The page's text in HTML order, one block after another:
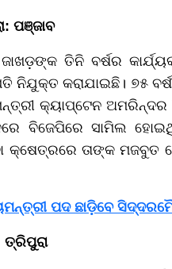
ପଞ୍ଜାବ
ତିନି ବର୍ଷର
ନିଯୁକ୍ତ କରାଯାଇଛି। ୭୫
କ୍ୟାପ୍ଟେନ ଅମରିନ୍ଦର
ବିଜେପିରେ ସାମିଲ
କ୍ଷେତ୍ରରେ ତାଙ୍କ ମଜବୁତ
ପଦ ଛାଡ଼ିବେ